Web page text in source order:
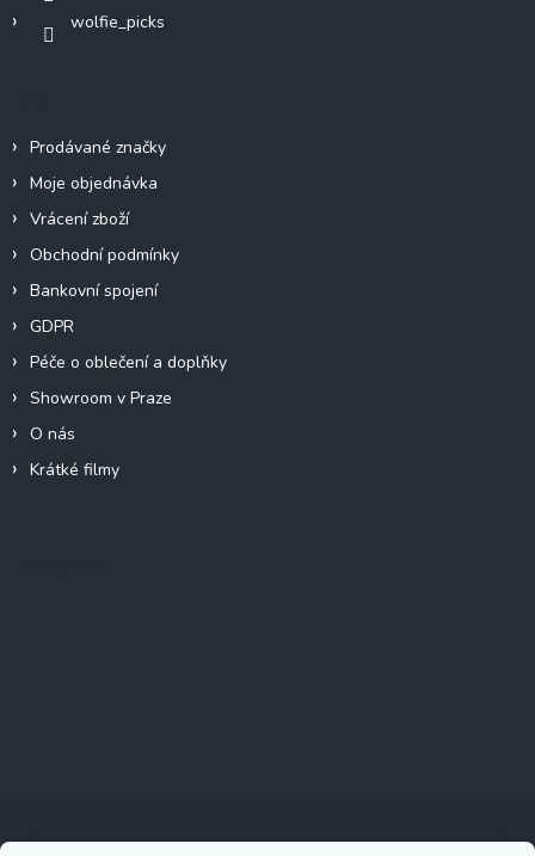
wolfie_picks
Prodávané značky
Moje objednávka
Vrácení zboží
Obchodní podmínky
Bankovní spojení
GDPR
Péče o oblečení a doplňky
Showroom v Praze
O nás
Krátké filmy